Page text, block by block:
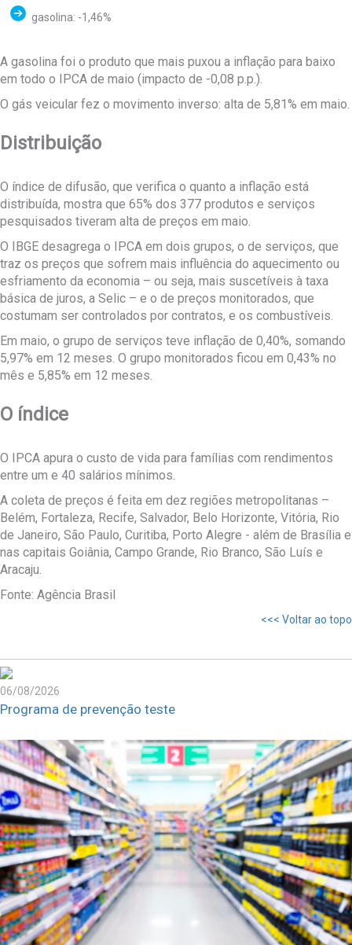
gasolina: -1,46%
A gasolina foi o produto que mais puxou a inflação para baixo
em todo o IPCA de maio (impacto de -0,08 p.p.).
O gás veicular fez o movimento inverso: alta de 5,81% em maio.
Distribuição
O índice de difusão, que verifica o quanto a inflação está
distribuída, mostra que 65% dos 377 produtos e serviços
pesquisados tiveram alta de preços em maio.
O IBGE desagrega o IPCA em dois grupos, o de serviços, que
traz os preços que sofrem mais influência do aquecimento ou
esfriamento da economia – ou seja, mais suscetíveis à taxa
básica de juros, a Selic – e o de preços monitorados, que
costumam ser controlados por contratos, e os combustíveis.
Em maio, o grupo de serviços teve inflação de 0,40%, somando
5,97% em 12 meses. O grupo monitorados ficou em 0,43% no
mês e 5,85% em 12 meses.
O índice
O IPCA apura o custo de vida para famílias com rendimentos
entre um e 40 salários mínimos.
A coleta de preços é feita em dez regiões metropolitanas –
Belém, Fortaleza, Recife, Salvador, Belo Horizonte, Vitória, Rio
de Janeiro, São Paulo, Curitiba, Porto Alegre - além de Brasília e
nas capitais Goiânia, Campo Grande, Rio Branco, São Luís e
Aracaju.
Fonte: Agência Brasil
<<< Voltar ao topo
06/08/2026
Programa de prevenção teste